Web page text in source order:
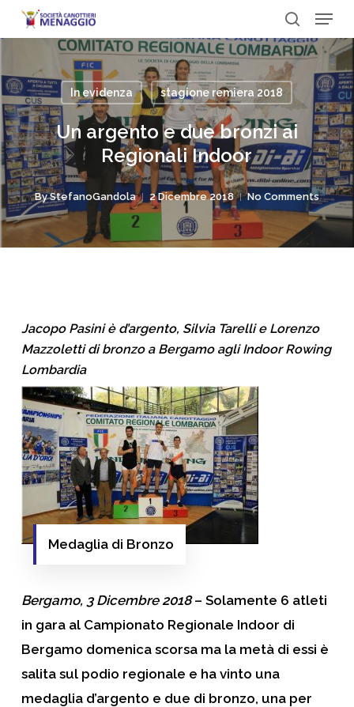
Skip
to
content
search
Menu
In evidenza stagione remiera 2018
Un argento e due bronzi ai
Regionali Indoor
By StefanoGandola 2 Dicembre 2018 No Comments
Jacopo Pasini è d’argento, Silvia Tarelli e Lorenzo
Mazzoletti di bronzo a Bergamo agli Indoor Rowing
Lombardia
Medaglia di Bronzo
Bergamo, 3 Dicembre 2018– Solamente 6 atleti
in gara al Campionato Regionale Indoor di
Bergamo domenica scorsa ma la metà di essi è
salita sul podio regionale e ha vinto una
medaglia d’argento e due di bronzo, una per
Close
Menu